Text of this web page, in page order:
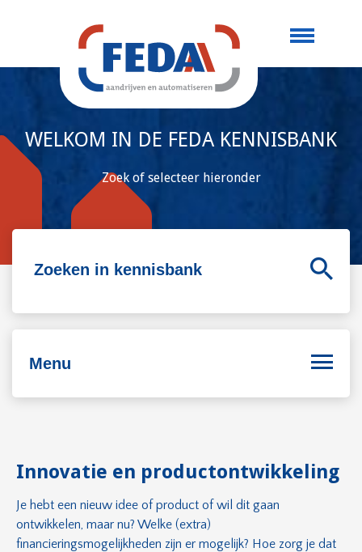
WELKOM IN DE FEDA KENNISBANK
Zoek of selecteer hieronder
Menu
Duurzaam ondernemen
Innovatie en productontwikkeling
Je hebt een nieuw idee of product of wil dit gaan
ontwikkelen, maar nu? Welke (extra)
financieringsmogelijkheden zijn er mogelijk? Hoe zorg je dat